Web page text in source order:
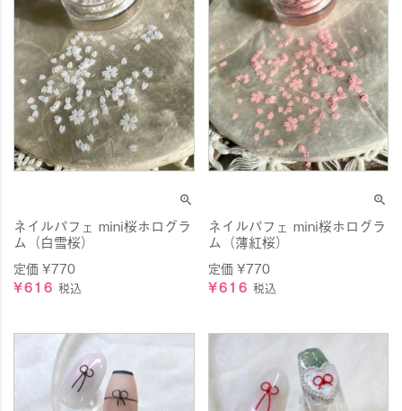
ネイルパフェ mini桜ホログラ
ム（白雪桜）
定価¥770
¥616 税込
ネイルパフェ mini桜ホログラ
ム（薄紅桜）
定価 ¥770
¥616 税込